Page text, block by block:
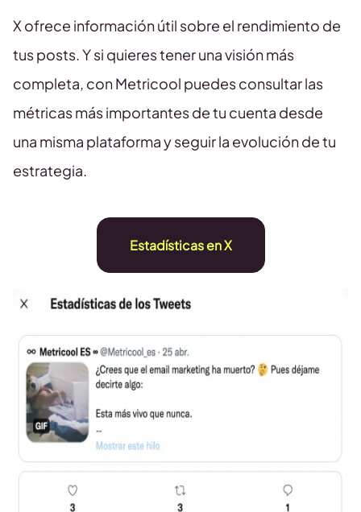
X ofrece información útil sobre el rendimiento de
tus posts. Y si quieres tener una visión más
completa, con Metricool puedes consultar las
métricas más importantes de tu cuenta desde
una misma plataforma y seguir la evolución de tu
estrategia.
Estadísticas en X